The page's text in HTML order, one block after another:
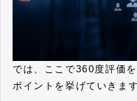
では、ここで360度評価
ポイントを挙げていきます